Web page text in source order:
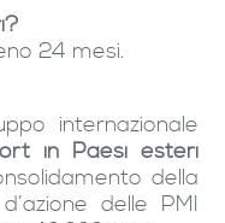
24 mesi.
internazionale
in Paesi esteri
della
delle PMI